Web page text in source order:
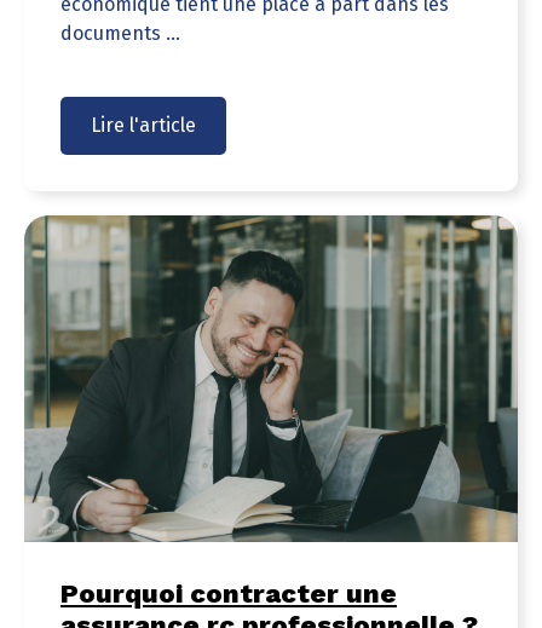
documents ...
Lire l'article
Pourquoi contracter une